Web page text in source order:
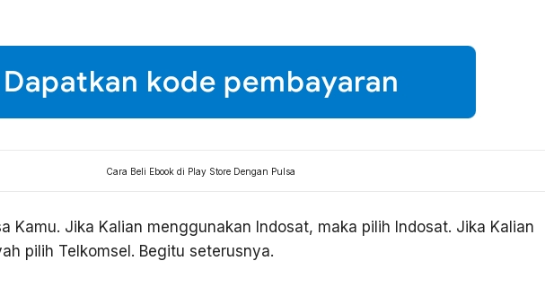
Cara Beli Ebook di Play Store Dengan Pulsa
Kamu. Jika Kalian menggunakan Indosat, maka pilih Indosat. Jika Kalian
pilih Telkomsel. Begitu seterusnya.